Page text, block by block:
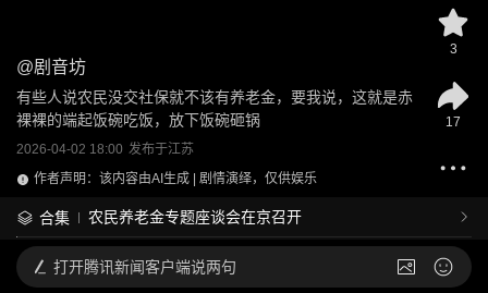
@剧音坊
有些人说农民没交社保就不该有养老金，要我说，这就是赤
裸裸的端起饭碗吃饭，放下饭碗砸锅
2026-04-02 18:00 发布于江苏
作者声明：该内容由AI生成 | 剧情演绎，仅供娱乐
合集 农民养老金专题座谈会在京召开
3
17
打开腾讯新闻客户端说两句